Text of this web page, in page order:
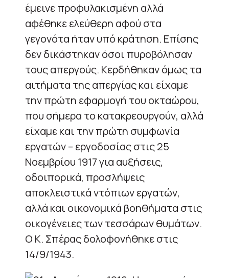
έμεινε προφυλακισμένη αλλά
αφέθηκε ελεύθερη αφού στα
γεγονότα ήταν υπό κράτηση. Επίσης
δεν δικάστηκαν όσοι πυροβόλησαν
τους απεργούς. Κερδήθηκαν όμως τα
αιτήματα της απεργίας και είχαμε
την πρώτη εφαρμογή του οκταώρου,
που σήμερα το κατακρεουργούν, αλλά
είχαμε και την πρώτη συμφωνία
εργατών – εργοδοσίας στις 25
Νοεμβρίου 1917 για αυξήσεις,
οδοιπορικά, προσλήψεις
αποκλειστικά ντόπιων εργατών,
αλλά και οικονομικά βοηθήματα στις
οικογένειες των τεσσάρων θυμάτων.
O K. Σπέρας δολοφονήθηκε στις
14/9/1943.